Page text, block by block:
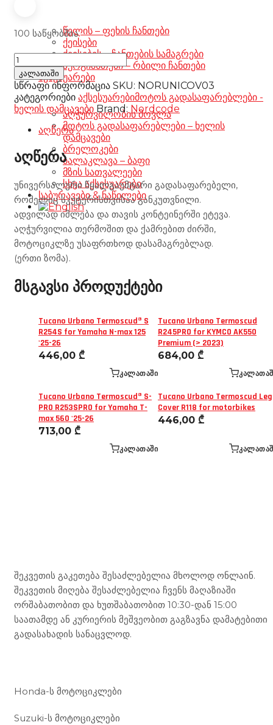
წელის – ფეხის ჩანთები
ქეისები
ქეისების – ჩანთების სამაგრები
ზურგჩანთები – რბილი ჩანთები
აქსესუარები
აღჭურვილობის მოვლა
მოტოს გადასაფარებლები – ხელის
დამცავები
ბრელოკები
ბალაკლავა – ბაფი
მზის სათვალეები
სხვა აქსესუარები
საბურავები & ნაწილები
100 საწყობშია
Νοrdcap
Leg
cover
one
size
რაოდენობა
კალათაში
სწრაფი ინფორმაცია SKU: NORUNICOV03
კატეგორიები აქსესუარებიმოტოს გადასაფარებლები -
ხელის დამცავები Brand: Nordcode
აღწერა
აღწერა
უნივერსალური წყალგაუმტარი გადასაფარებელი,
რომელიც სკუტერისთვისაა განკუთვნილი.
ადვილად იშლება და თავის კონტეინერში ეტევა.
აღჭურვილია თერმოშით და ქამრებით ძირში,
მოტოციკლზე უსაფრთხოდ დასამაგრებლად.
(ერთი ზომა).
მსგავსი პროდუქტები
Tucano Urbano Termoscud® S
R254S for Yamaha N-max 125
'25-26
446,00 ₾
ᲙᲐᲚᲐᲗᲐᲨᲘ
Tucano Urbano Termoscud
R245PRO for KYMCO AK550
Premium (> 2023)
684,00 ₾
Tucano Urbano Termoscud® S-
PRO R253SPRO for Yamaha T-
max 560 '25-26
713,00 ₾
ᲙᲐᲚᲐᲗᲐᲨᲘ
Tucano Urbano Termoscud Leg
Cover R118 for motorbikes
446,00 ₾
შეკვეთის გაკეთება შესაძლებელია მხოლოდ ონლაინ.
შეკვეთის მიღება შესაძლებელია ჩვენს მაღაზიაში
ორშაბათობით და ხუთშაბათობით 10:30-დან 15:00
საათამდე ან კურიერის მეშვეობით გაგზავნა დამატებითი
გადასახადის სანაცვლოდ.
Honda-ს მოტოციკლები
Suzuki-ს მოტოციკლები